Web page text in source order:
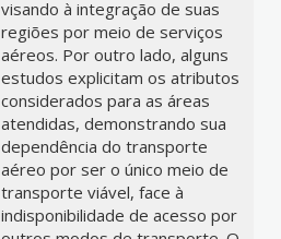
visando à integração de suas
regiões por meio de serviços
aéreos. Por outro lado, alguns
estudos explicitam os atributos
considerados para as áreas
atendidas, demonstrando sua
dependência do transporte
aéreo por ser o único meio de
transporte viável, face à
indisponibilidade de acesso por